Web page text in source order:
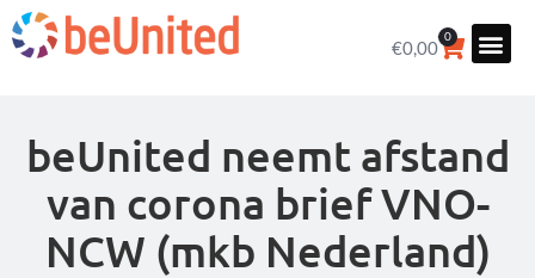
€0,00
0
beUnited neemt afstand
van corona brief VNO-
NCW (mkb Nederland)